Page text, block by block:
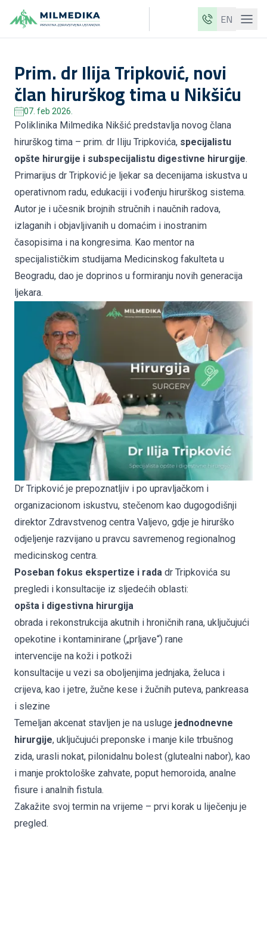
EN
Naše klinike
Usluge
Ljekari
Cjenovnik
O nama
Aktuelnosti
Blog
Kontakt
ME EN
Prim. dr Ilija Tripković, novi
član hirurškog tima u Nikšiću
07. feb 2026.
Poliklinika Milmedika Nikšić predstavlja novog člana
hirurškog tima – prim. dr Iliju Tripkovića, specijalistu
opšte hirurgije i subspecijalistu digestivne hirurgije.
Primarijus dr Tripković je ljekar sa decenijama iskustva u
operativnom radu, edukaciji i vođenju hirurškog sistema.
Autor je i učesnik brojnih stručnih i naučnih radova,
izlaganih i objavljivanih u domaćim i inostranim
časopisima i na kongresima. Kao mentor na
specijalističkim studijama Medicinskog fakulteta u
Beogradu, dao je doprinos u formiranju novih generacija
ljekara.
Dr Tripković je prepoznatljiv i po upravljačkom i
organizacionom iskustvu, stečenom kao dugogodišnji
direktor Zdravstvenog centra Valjevo, gdje je hirurško
odjeljenje razvijano u pravcu savremenog regionalnog
medicinskog centra.
Poseban fokus ekspertize i rada dr Tripkovića su
pregledi i konsultacije iz sljedećih oblasti:
opšta i digestivna hirurgija
obrada i rekonstrukcija akutnih i hroničnih rana, uključujući
opekotine i kontaminirane („prljave“) rane
intervencije na koži i potkoži
konsultacije u vezi sa oboljenjima jednjaka, želuca i
crijeva, kao i jetre, žučne kese i žučnih puteva, pankreasa
i slezine
Temeljan akcenat stavljen je na usluge jednodnevne
hirurgije, uključujući preponske i manje kile trbušnog
zida, urasli nokat, pilonidalnu bolest (glutealni nabor), kao
i manje proktološke zahvate, poput hemoroida, analne
fisure i analnih fistula.
Zakažite svoj termin na vrijeme – prvi korak u liječenju je
pregled.